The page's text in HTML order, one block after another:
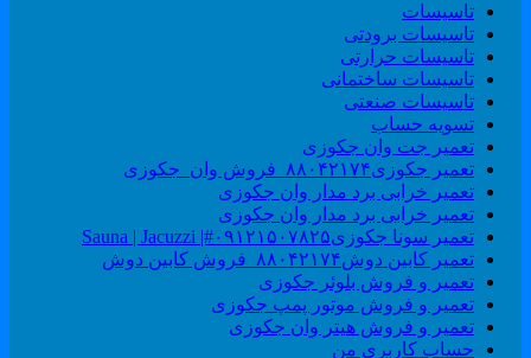
تاسیسات
تاسیسات برودتی
تاسیسات حرارتی
تاسیسات ساختمانی
تاسیسات صنعتی
تسویه حساب
تعمیر جت وان جکوزی
تعمیر جکوزی۸۸۰۴۲۱۷۴_فروش وان_جکوزی
تعمیر خرابی برد مدار وان جکوزی
تعمیر خرابی برد مدار وان جکوزی
تعمیر سونا جکوزی۰۹۱۲۱۵۰۷۸۲۵#| Sauna | Jacuzzi
تعمیر کابین دوش۸۸۰۴۲۱۷۴_فروش کابین دوش
تعمیر و فروش بلوئر جکوزی
تعمیر و فروش موتور پمپ جکوزی
تعمیر و فروش هیتر وان جکوزی
حساب کاربری من